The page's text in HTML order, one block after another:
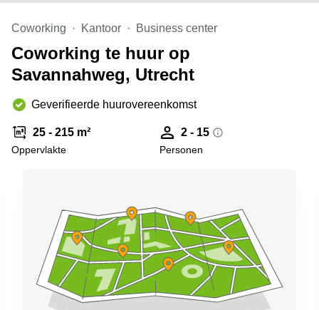
Coworking
in Arnhem
Coworking
Hilversum
Coworking
space
Zwolle
Kantoor
Hengelo
Bedrijfsruimte
Huren in
Nijmegen
Coworking Kantoor Business center
Coworking te huur op
Savannahweg, Utrecht
Geverifieerde huurovereenkomst
25 - 215 m²
Oppervlakte
2 - 15
Personen